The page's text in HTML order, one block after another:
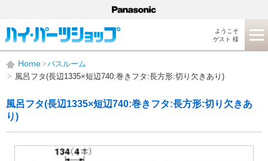
ようこそ
ゲスト 様
Home
バスルーム
風呂フタ(長辺1335×短辺740:巻きフタ:長方形:切り欠きあり)
風呂フタ(長辺1335×短辺740:巻きフタ:長方形:切り欠きあ
り)